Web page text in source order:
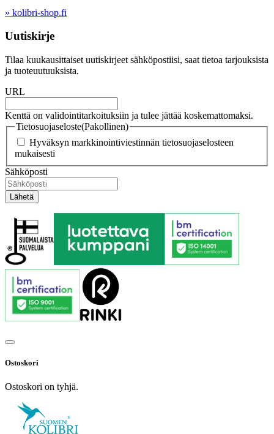
» kolibri-shop.fi
Uutiskirje
Tilaa kuukausittaiset uutiskirjeet sähköpostiisi, saat tietoa tarjouksista
ja tuoteuutuuksista.
URL
Kenttä on validointitarkoituksiin ja tulee jättää koskemattomaksi.
Tietosuojaseloste(Pakollinen)
Hyväksyn markkinointiviestinnän tietosuojaselosteen
mukaisesti
Sähköposti
Ostoskori
Ostoskori on tyhjä.